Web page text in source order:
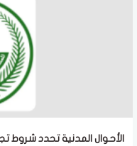
الأحوال المدنية تحدد شروط